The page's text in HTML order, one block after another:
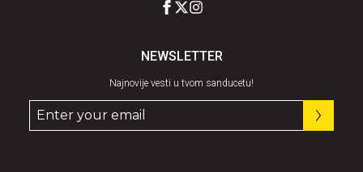
NEWSLETTER
Najnovije vesti u tvom sanducetu!